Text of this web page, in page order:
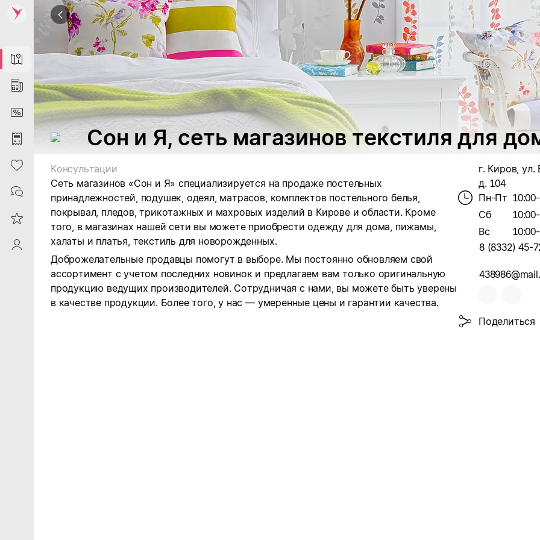
Map
News
DiscountCard
Purchases
Heart
Contacts
Reviews
ProfileSaby
Сон и Я, сеть магазинов текстиля для
Консультации
Сеть магазинов «Сон и Я» специализируется на продаже постельных
принадлежностей, подушек, одеял, матрасов, комплектов постельного белья,
покрывал, пледов, трикотажных и махровых изделий в Кирове и области. Кроме
того, в магазинах нашей сети вы можете приобрести одежду для дома, пижамы,
халаты и платья, текстиль для новорожденных.
Доброжелательные продавцы помогут в выборе. Мы постоянно обновляем свой
ассортимент с учетом последних новинок и предлагаем вам только оригинальную
продукцию ведущих производителей. Сотрудничая с нами, вы можете быть уверены
в качестве продукции. Более того, у нас — умеренные цены и гарантии качества.
г. Киров, ул.
д. 104
Пн-Пт
Сб
Вс
8 (8332) 45-
Поделиться